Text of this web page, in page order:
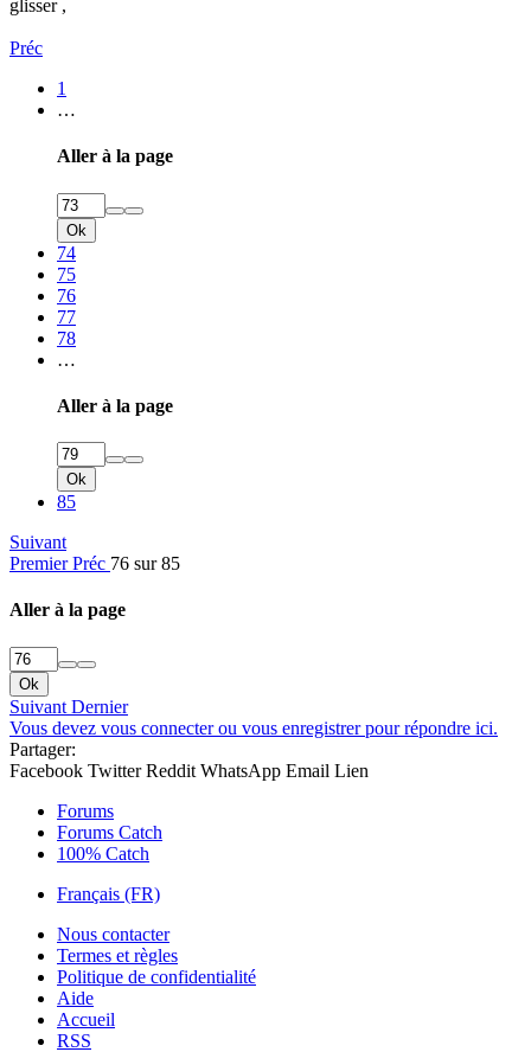
glisser ,
Préc
1
…
Aller à la page
Ok
74
75
76
77
78
…
Aller à la page
Ok
85
Suivant
Premier Préc 76 sur 85
Aller à la page
Ok
Suivant Dernier
Vous devez vous connecter ou vous enregistrer pour répondre ici.
Partager:
Facebook Twitter Reddit WhatsApp Email Lien
Forums
Forums Catch
100% Catch
Français (FR)
Nous contacter
Termes et règles
Politique de confidentialité
Aide
Accueil
RSS